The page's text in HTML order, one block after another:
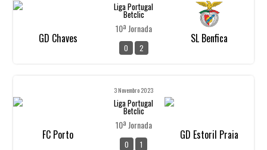
GD Chaves
Liga Portugal
Betclic
10ª Jornada
0 2
SL Benfica
FC Porto
3 Novembro 2023
Liga Portugal
Betclic
10ª Jornada
0 1
GD Estoril Praia